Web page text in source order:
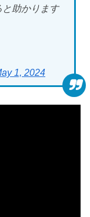
助かります
1, 2024